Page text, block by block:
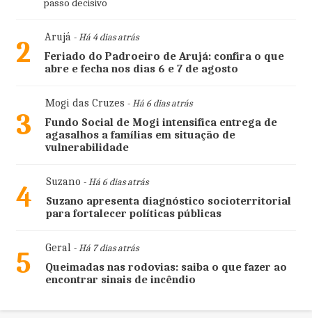
passo decisivo
2 Arujá- Há 4 dias atrás
Feriado do Padroeiro de Arujá: confira o que
abre e fecha nos dias 6 e 7 de agosto
3
Mogi das Cruzes - Há 6 dias atrás
Fundo Social de Mogi intensifica entrega de
agasalhos a famílias em situação de
vulnerabilidade
4 Suzano - Há 6 dias atrás
Suzano apresenta diagnóstico socioterritorial
para fortalecer políticas públicas
5 Geral- Há 7 dias atrás
Queimadas nas rodovias: saiba o que fazer ao
encontrar sinais de incêndio